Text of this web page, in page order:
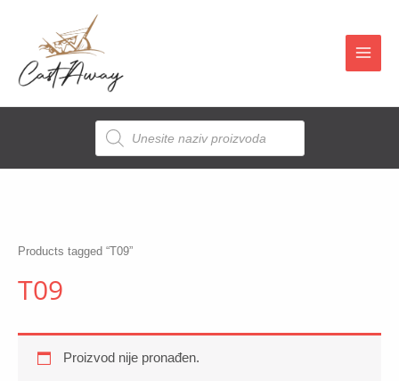
content
Main
Products
Pretraga
Products tagged “T09”
T09
Proizvod nije pronađen.